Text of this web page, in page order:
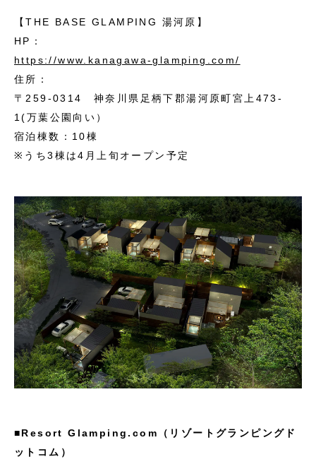
【THE BASE GLAMPING 湯河原】
HP：
https://www.kanagawa-glamping.com/
住所：
〒259-0314 神奈川県足柄下郡湯河原町宮上473-
1(万葉公園向い）
宿泊棟数：10棟
※うち3棟は4月上旬オープン予定
■Resort Glamping.com（リゾートグランピングド
ットコム）